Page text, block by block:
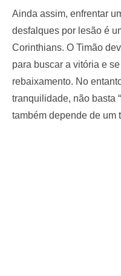
Ainda assim, enfrentar
desfalques por lesão é
Corinthians. O Timão
para buscar a vitória e
rebaixamento. No
tranquilidade, não basta
também depende de um